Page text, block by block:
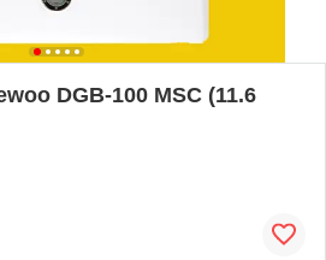
DGB-100 MSC (11.6